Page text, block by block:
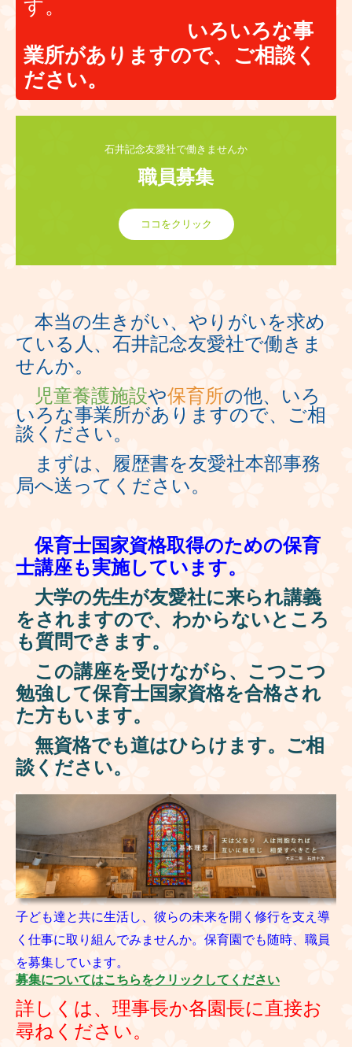
す。
いろいろな事
業所がありますので、ご相談く
ださい。
石井記念友愛社で働きませんか
職員募集
ココをクリック
本当の生きがい、やりがいを求め
ている人、石井記念友愛社で働きま
せんか。
児童養護施設や保育所の他、いろ
いろな事業所がありますので、ご相
談ください。
まずは、履歴書を友愛社本部事務
局へ送ってください。
保育士国家資格取得のための保育
士講座も実施しています。
大学の先生が友愛社に来られ講義
をされますので、わからないところ
も質問できます。
この講座を受けながら、こつこつ
勉強して保育士国家資格を合格され
た方もいます。
無資格でも道はひらけます。ご相
談ください。
子ども達と共に生活し、彼らの未来を開く修行を支え導
く仕事に取り組んでみませんか。保育園でも随時、職員
を募集しています。
募集についてはこちらをクリックしてください
詳しくは、理事長か各園長に直接お
尋ねください。